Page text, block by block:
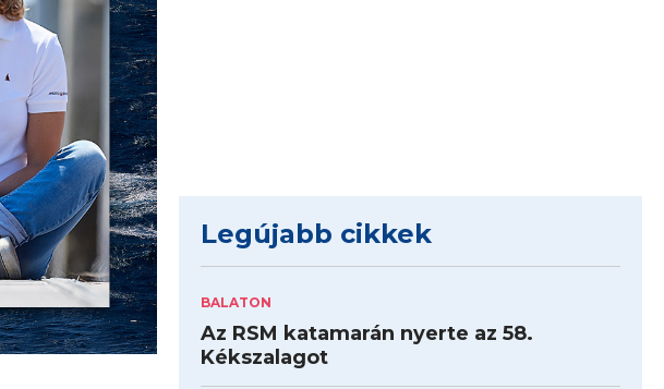
Legújabb cikkek
BALATON
Az RSM katamarán nyerte az 58.
Kékszalagot